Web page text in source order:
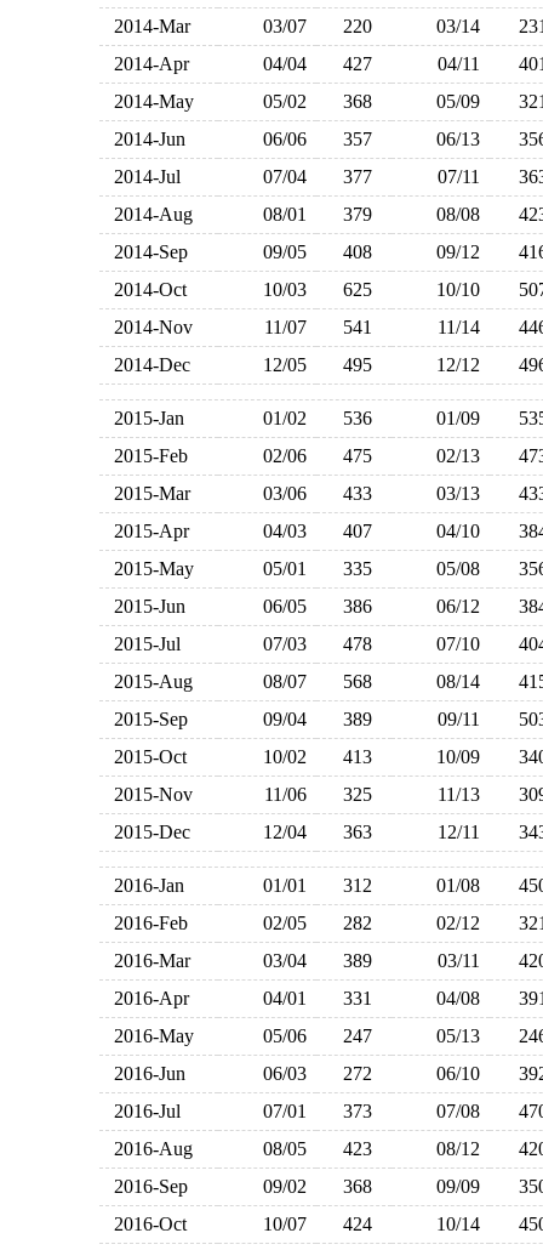
2014-Mar
03/07 220 03/14
2014-Apr
04/04 427 04/11
2014-May
05/02 368 05/09
2014-Jun
06/06 357 06/13
2014-Jul
07/04 377 07/11
2014-Aug
08/01 379 08/08
2014-Sep
09/05 408 09/12
2014-Oct
10/03 625 10/10
2014-Nov
11/07 541 11/14
2014-Dec
12/05 495 12/12
2015-Jan 01/02 536 01/09
2015-Feb
02/06 475 02/13
2015-Mar
03/06 433 03/13
2015-Apr
04/03 407 04/10
2015-May
05/01 335 05/08
2015-Jun
06/05 386 06/12
2015-Jul
07/03 478 07/10
2015-Aug
08/07 568 08/14
2015-Sep
09/04 389 09/11
2015-Oct
10/02 413 10/09
2015-Nov
11/06 325 11/13
2015-Dec
12/04 363 12/11
2016-Jan 01/01 312 01/08
2016-Feb
02/05 282 02/12
2016-Mar
03/04 389 03/11
2016-Apr
04/01 331 04/08
2016-May
05/06 247 05/13
2016-Jun
06/03 272 06/10
2016-Jul
07/01 373 07/08
2016-Aug
08/05 423 08/12
2016-Sep
09/02 368 09/09
2016-Oct
10/07 424 10/14